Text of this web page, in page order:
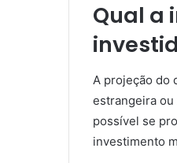
Qual a
A projeção do
estrangeira ou
possível se
investimento